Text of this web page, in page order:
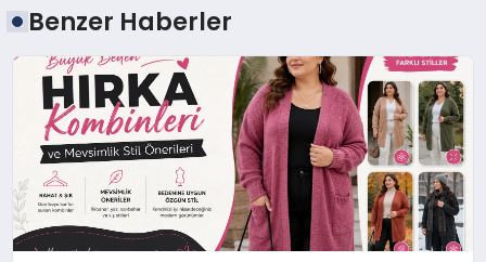
Benzer Haberler